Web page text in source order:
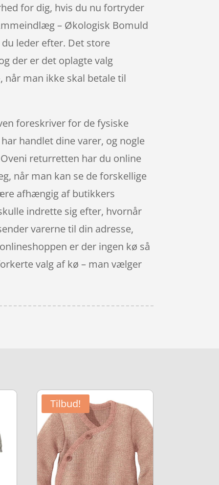
for dig, hvis du nu fortryder
– Økologisk Bomuld
leder efter. Det store
der er det oplagte valg
når man ikke skal betale til
foreskriver for de fysiske
handlet dine varer, og nogle
returretten har du online
når man kan se de forskellige
afhængig af butikkers
indrette sig efter, hvornår
varerne til din adresse,
er der ingen kø så
valg af kø – man vælger
Tilbud!